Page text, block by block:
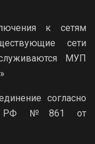
к сетям
сети
МУП
согласно
РФ №861 от